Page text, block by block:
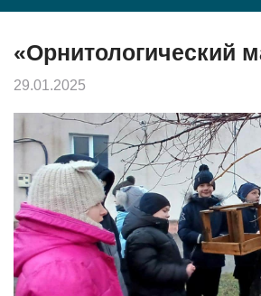
«Орнитологический
29.01.2025